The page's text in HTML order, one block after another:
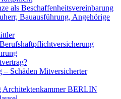
als Beschaffenheits­vereinbarung
Bauausführung, Angehörige
– Schäden Mitversicherter
Architektenkammer BERLIN